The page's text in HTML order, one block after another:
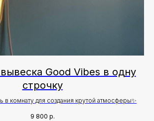
Good Vibes в одну
строчку
в комнату для создания крутой атмосферы✨
9 800 р.